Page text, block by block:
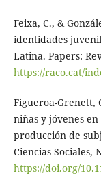
Feixa, C., &
identidades
Latina. Papers:
https://raco.cat/
Figueroa-Grenett,
niñas y jóvenes
producción de
Ciencias Sociales,
https://doi.org/